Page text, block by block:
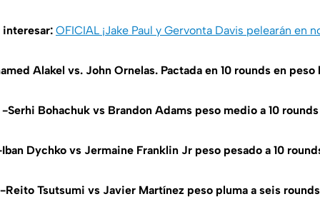
interesar: OFICIAL ¡Jake Paul y Gervonta Davis pelearán en
Alakel vs. John Ornelas. Pactada en 10 rounds en peso
-Serhi Bohachuk vs Brandon Adams peso medio a 10 rounds
Dychko vs Jermaine Franklin Jr peso pesado a 10
-Reito Tsutsumi vs Javier Martínez peso pluma a seis rounds